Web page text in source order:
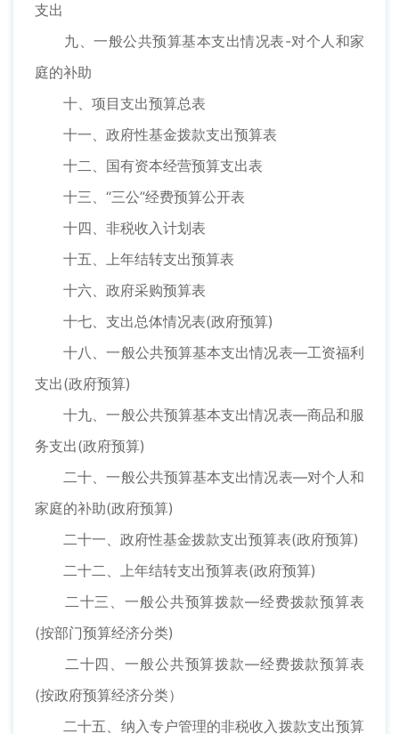
支出
九、一般公共预算基本支出情况表-对个人和家
庭的补助
十、项目支出预算总表
十一、政府性基金拨款支出预算表
十二、国有资本经营预算支出表
十三、“三公”经费预算公开表
十四、非税收入计划表
十五、上年结转支出预算表
十六、政府采购预算表
十七、支出总体情况表(政府预算)
十八、一般公共预算基本支出情况表—工资福利
支出(政府预算)
十九、一般公共预算基本支出情况表—商品和服
务支出(政府预算)
二十、一般公共预算基本支出情况表—对个人和
家庭的补助(政府预算)
二十一、政府性基金拨款支出预算表(政府预算)
二十二、上年结转支出预算表(政府预算)
二十三、一般公共预算拨款—经费拨款预算表
(按部门预算经济分类)
二十四、一般公共预算拨款—经费拨款预算表
(按政府预算经济分类）
二十五、纳入专户管理的非税收入拨款支出预算